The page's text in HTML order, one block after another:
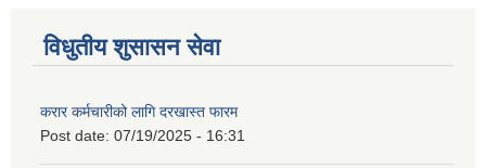
विधुतीय शुसासन सेवा
करार कर्मचारीको लागि दरखास्त फारम
Post date: 07/19/2025 - 16:31